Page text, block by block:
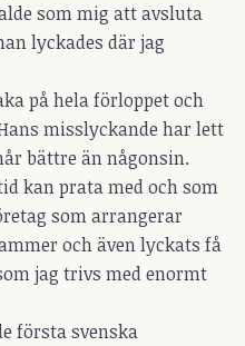
som mig att avsluta
lyckades där jag
på hela förloppet och
misslyckande har lett
bättre än någonsin.
kan prata med och som
som arrangerar
och även lyckats få
jag trivs med enormt
första svenska